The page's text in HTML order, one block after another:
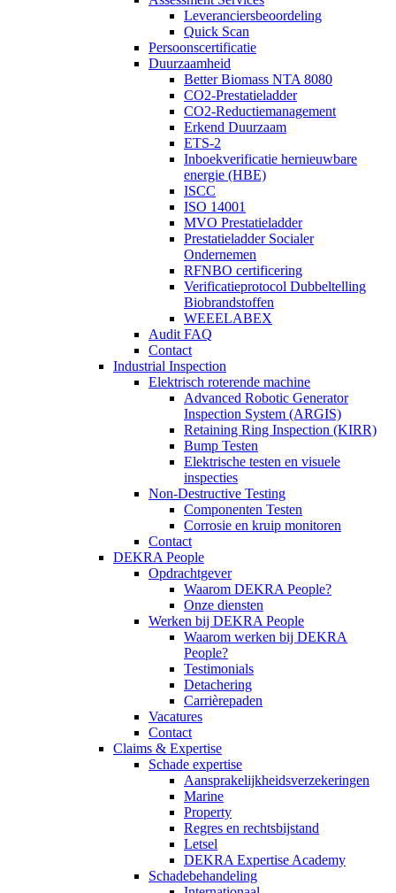
Leveranciersbeoordeling
Quick Scan
Persoonscertificatie
Duurzaamheid
Better Biomass NTA 8080
CO2-Prestatieladder
CO2-Reductiemanagement
Erkend Duurzaam
ETS-2
Inboekverificatie hernieuwbare
energie (HBE)
ISCC
ISO 14001
MVO Prestatieladder
Prestatieladder Socialer
Ondernemen
RFNBO certificering
Verificatieprotocol Dubbeltelling
Biobrandstoffen
WEEELABEX
Audit FAQ
Contact
Industrial Inspection
Elektrisch roterende machine
Advanced Robotic Generator
Inspection System (ARGIS)
Retaining Ring Inspection (KIRR)
Bump Testen
Elektrische testen en visuele
inspecties
Non-Destructive Testing
Componenten Testen
Corrosie en kruip monitoren
Contact
DEKRA People
Opdrachtgever
Waarom DEKRA People?
Onze diensten
Werken bij DEKRA People
Waarom werken bij DEKRA
People?
Testimonials
Detachering
Carrièrepaden
Vacatures
Contact
Claims & Expertise
Schade expertise
Aansprakelijkheidsverzekeringen
Marine
Property
Regres en rechtsbijstand
Letsel
DEKRA Expertise Academy
Schadebehandeling